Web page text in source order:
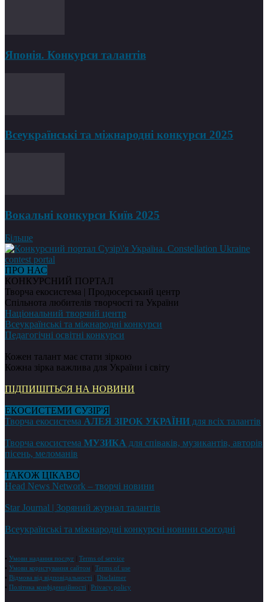
Японія. Конкурси талантів
Всеукраїнські та міжнародні конкурси 2025
Вокальні конкурси Київ 2025
Більше
ПРО НАС
КОНКУРСНИЙ ПОРТАЛ
Творча екосистема | Продюсерський центр
Спільнота любителів творчості та України
Національний творчий центр
Всеукраїнські та міжнародні конкурси
Педагогічні освітні конкурси
Кожен талант має стати зіркою
Кожна зірка важлива для України і світу
ПІДПИШІТЬСЯ НА НОВИНИ
ЕКОСИСТЕМИ СУЗІР'Я
Творча екосистема АЛЕЯ ЗІРОК УКРАЇНИ для всіх талантів
Творча екосистема МУЗИКА для співаків, музикантів, авторів
пісень, меломанів
ТАКОЖ ЦІКАВО
Head News Network – творчі новини
Star Journal | Зоряний журнал талантів
Всеукраїнські та міжнародні конкурсні новини сьогодні
• Умови надання послуг
Terms of service
• Умови користування сайтом
Terms of use
• Відмова від відповідальності
Disclaimer
• Політика конфіденційності Privacy policy